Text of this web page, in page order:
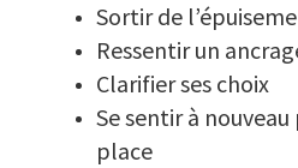
Sortir de
Ressentir un
Clarifier ses choix
Se sentir à
place